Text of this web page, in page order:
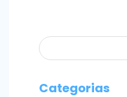
Categorias